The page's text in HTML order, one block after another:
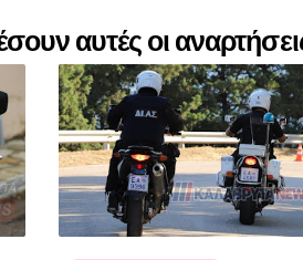
αυτές οι